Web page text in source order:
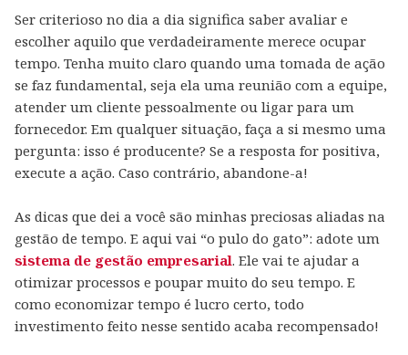
Ser criterioso no dia a dia significa saber avaliar e
escolher aquilo que verdadeiramente merece ocupar
tempo. Tenha muito claro quando uma tomada de ação
se faz fundamental, seja ela uma reunião com a equipe,
atender um cliente pessoalmente ou ligar para um
fornecedor. Em qualquer situação, faça a si mesmo uma
pergunta: isso é producente? Se a resposta for positiva,
execute a ação. Caso contrário, abandone-a!
As dicas que dei a você são minhas preciosas aliadas na
gestão de tempo. E aqui vai “o pulo do gato”: adote um
sistema de gestão empresarial. Ele vai te ajudar a
otimizar processos e poupar muito do seu tempo. E
como economizar tempo é lucro certo, todo
investimento feito nesse sentido acaba recompensado!